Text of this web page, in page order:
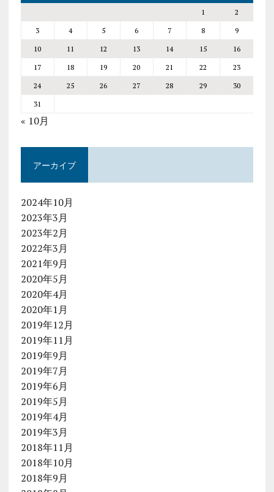
1
2
3
4 5 6 7 8
9
10
11 12 13 14 15
16
17
18 19 20 21 22
23
24
25 26 27 28 29
30
31
« 10月
アーカイブ
2024年10月
2023年3月
2023年2月
2022年3月
2021年9月
2020年5月
2020年4月
2020年1月
2019年12月
2019年11月
2019年9月
2019年7月
2019年6月
2019年5月
2019年4月
2019年3月
2018年11月
2018年10月
2018年9月